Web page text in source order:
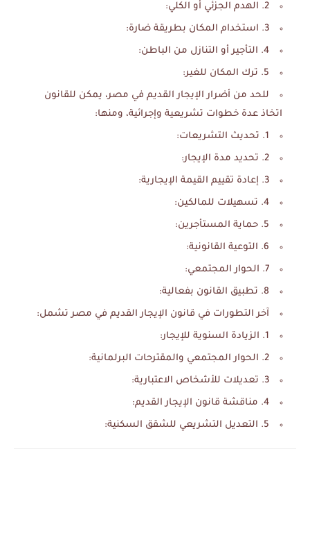
2. الهدم الجزئي أو الكلي:
3. استخدام المكان بطريقة ضارة:
4. التأجير أو التنازل من الباطن:
5. ترك المكان للغير:
للحد من أضرار الإيجار القديم في مصر، يمكن للقانون
اتخاذ عدة خطوات تشريعية وإجرائية، ومنها:
1. تحديث التشريعات:
2. تحديد مدة الإيجار:
3. إعادة تقييم القيمة الإيجارية:
4. تسهيلات للمالكين:
5. حماية المستأجرين:
6. التوعية القانونية:
7. الحوار المجتمعي:
8. تطبيق القانون بفعالية:
آخر التطورات في قانون الإيجار القديم في مصر تشمل:
1. الزيادة السنوية للإيجار:
2. الحوار المجتمعي والمقترحات البرلمانية:
3. تعديلات للأشخاص الاعتبارية:
4. مناقشة قانون الإيجار القديم:
5. التعديل التشريعي للشقق السكنية: